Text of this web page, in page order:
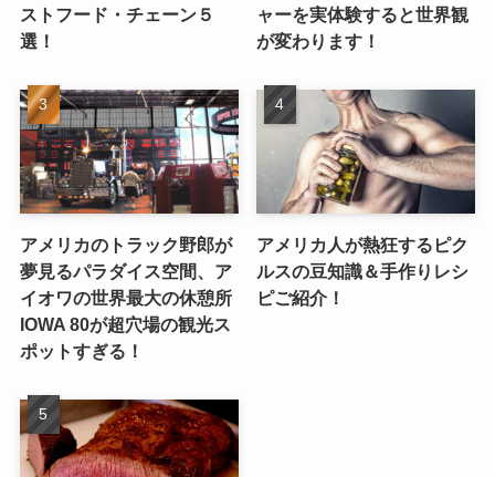
ストフード・チェーン５
選！
ャーを実体験すると世界観
が変わります！
アメリカのトラック野郎が
夢見るパラダイス空間、ア
イオワの世界最大の休憩所
IOWA 80が超穴場の観光ス
ポットすぎる！
アメリカ人が熱狂するピク
ルスの豆知識＆手作りレシ
ピご紹介！